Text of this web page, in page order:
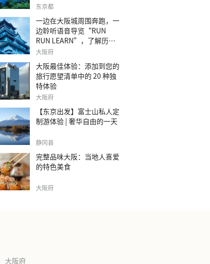
之旅。
东京都
一边在大阪城周围奔跑，一
边聆听语音导览“RUN
RUN LEARN”，了解历
史。
大阪府
大阪最佳体验：添加到您的
旅行愿望清单中的 20 种独
特体验
大阪府
【东京出发】富士山私人定
制游体验 | 奢华自由的一天
静冈县
完整品味大阪：当地人喜爱
的特色美食
大阪府
大阪府